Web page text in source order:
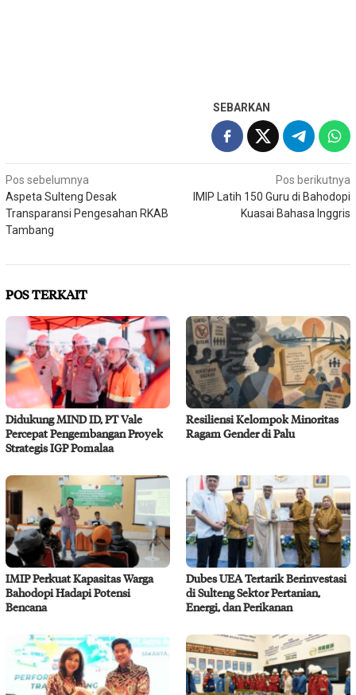
SEBARKAN
Navigasi
pos
Pos sebelumnya
Aspeta Sulteng Desak
Transparansi Pengesahan RKAB
Tambang
Pos berikutnya
IMIP Latih 150 Guru di Bahodopi
Kuasai Bahasa Inggris
POS TERKAIT
Didukung MIND ID, PT Vale
Percepat Pengembangan Proyek
Strategis IGP Pomalaa
Resiliensi Kelompok Minoritas
Ragam Gender di Palu
IMIP Perkuat Kapasitas Warga
Bahodopi Hadapi Potensi
Bencana
Dubes UEA Tertarik Berinvestasi
di Sulteng Sektor Pertanian,
Energi, dan Perikanan